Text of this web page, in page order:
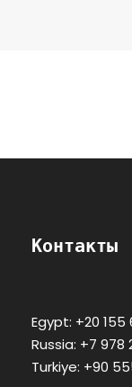
Контакты
Egypt: +20 155
Russia: +7 978
Turkiye: +90